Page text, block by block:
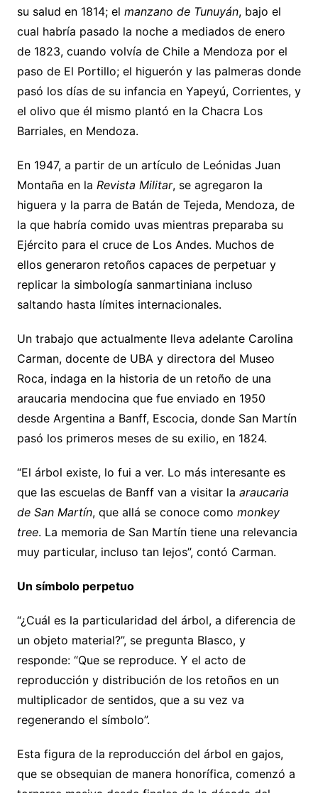
su salud en 1814; el manzano de Tunuyán, bajo el
cual habría pasado la noche a mediados de enero
de 1823, cuando volvía de Chile a Mendoza por el
paso de El Portillo; el higuerón y las palmeras donde
pasó los días de su infancia en Yapeyú, Corrientes, y
el olivo que él mismo plantó en la Chacra Los
Barriales, en Mendoza.
En 1947, a partir de un artículo de Leónidas Juan
Montaña en la Revista Militar, se agregaron la
higuera y la parra de Batán de Tejeda, Mendoza, de
la que habría comido uvas mientras preparaba su
Ejército para el cruce de Los Andes. Muchos de
ellos generaron retoños capaces de perpetuar y
replicar la simbología sanmartiniana incluso
saltando hasta límites internacionales.
Un trabajo que actualmente lleva adelante Carolina
Carman, docente de UBA y directora del Museo
Roca, indaga en la historia de un retoño de una
araucaria mendocina que fue enviado en 1950
desde Argentina a Banff, Escocia, donde San Martín
pasó los primeros meses de su exilio, en 1824.
“El árbol existe, lo fui a ver. Lo más interesante es
que las escuelas de Banff van a visitar la araucaria
de San Martín, que allá se conoce como monkey
tree. La memoria de San Martín tiene una relevancia
muy particular, incluso tan lejos”, contó Carman.
Un símbolo perpetuo
“¿Cuál es la particularidad del árbol, a diferencia de
un objeto material?”, se pregunta Blasco, y
responde: “Que se reproduce. Y el acto de
reproducción y distribución de los retoños en un
multiplicador de sentidos, que a su vez va
regenerando el símbolo”.
Esta figura de la reproducción del árbol en gajos,
que se obsequian de manera honorífica, comenzó a